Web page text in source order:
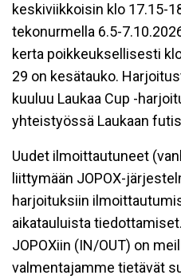
keskiviikkoisin klo 17.15-
tekonurmella 6.5-
kerta poikkeuksellisesti
29 on kesätauko.
kuuluu Laukaa Cup -
yhteistyössä Laukaan
Uudet ilmoittautuneet
liittymään JOPOX-
harjoituksiin
aikatauluista
JOPOXiin (IN/OUT) on
valmentajamme tietävät